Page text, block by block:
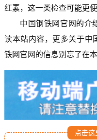
红素，这一类检查可能更
中国钢铁网官网的介
读本站内容，更多关于中
铁网官网的信息别忘了在
点击